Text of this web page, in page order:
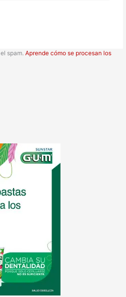
el spam.Aprende cómo se procesan los